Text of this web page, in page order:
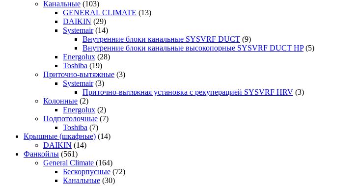
Канальные (103)
GENERAL CLIMATE (13)
DAIKIN (29)
Systemair (14)
Внутренние блоки канальные SYSVRF DUCT (9)
Внутренние блоки канальные высокопорные SYSVRF DUCT HP (5)
Energolux (28)
Toshiba (19)
Приточно-вытяжные (3)
Systemair (3)
Приточно-вытяжная установка с рекуперацией SYSVRF HRV (3)
Колонные (2)
Energolux (2)
Подпотолочные (7)
Toshiba (7)
Крышные (шкафные) (14)
DAIKIN (14)
Фанкойлы (561)
General Climate (164)
Бескорпусные (72)
Канальные (30)